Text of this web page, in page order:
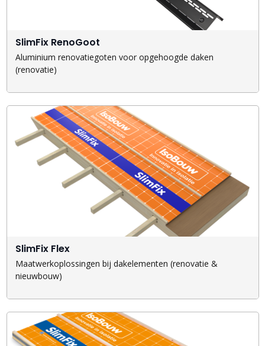
SlimFix RenoGoot
Aluminium renovatiegoten voor opgehoogde daken
(renovatie)
SlimFix Flex
Maatwerkoplossingen bij dakelementen (renovatie &
nieuwbouw)